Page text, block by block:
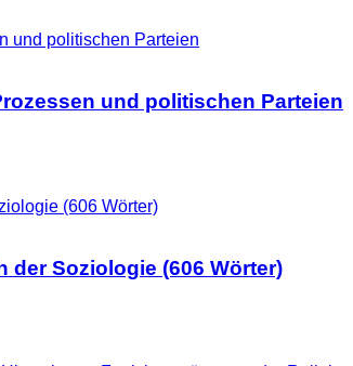
und politischen Parteien
der Soziologie (606 Wörter)